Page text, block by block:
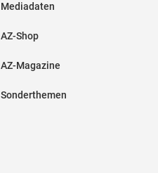
Mediadaten
AZ-Shop
AZ-Magazine
Sonderthemen